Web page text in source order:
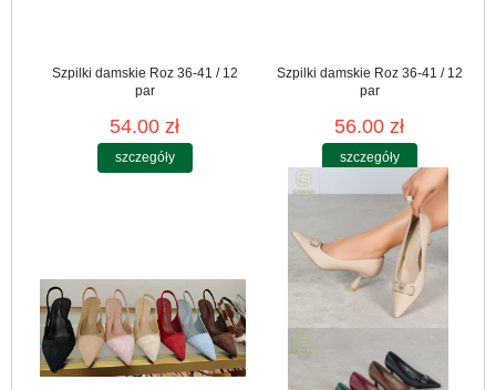
Szpilki damskie Roz 36-41 / 12
par
54.00 zł
szczegóły
Szpilki damskie Roz 36-41 / 12
par
56.00 zł
szczegóły